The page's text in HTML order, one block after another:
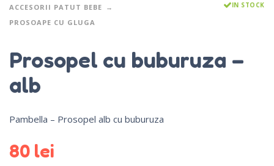
ACCESORII PATUT BEBE
PROSOAPE CU GLUGA
IN STOCK
Prosopel cu buburuza –
alb
Pambella – Prosopel alb cu buburuza
80 lei